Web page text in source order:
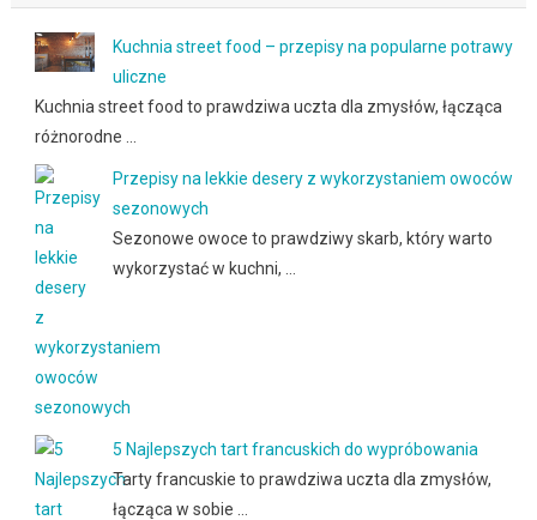
Kuchnia street food – przepisy na popularne potrawy
uliczne
Kuchnia street food to prawdziwa uczta dla zmysłów, łącząca
różnorodne …
Przepisy na lekkie desery z wykorzystaniem owoców
sezonowych
Sezonowe owoce to prawdziwy skarb, który warto
wykorzystać w kuchni, …
5 Najlepszych tart francuskich do wypróbowania
Tarty francuskie to prawdziwa uczta dla zmysłów,
łącząca w sobie …